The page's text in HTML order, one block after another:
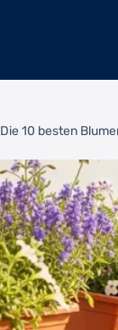
Die 10 besten